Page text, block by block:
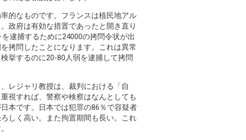
的なものです。フランスは植民地アル
政府は有効な措置であったと開き直り
逮捕するために24000の拷問令状が出
拷問したことになります。これは異常
挙するのに20-80人弱を逮捕して拷問
レジャリ教授は、裁判における「自
視すれば、警察や検察はなんとしても
本です。日本では犯罪の86％で容疑者
しく高い。また拘置期間も長い。これ